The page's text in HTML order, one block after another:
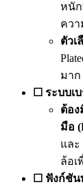
หนัก
ควา
ตัวเ
มาก
☐ ระบบเบ
ต้อง
มือ
และ
ล้อ
☐ ฟังก์ชัน